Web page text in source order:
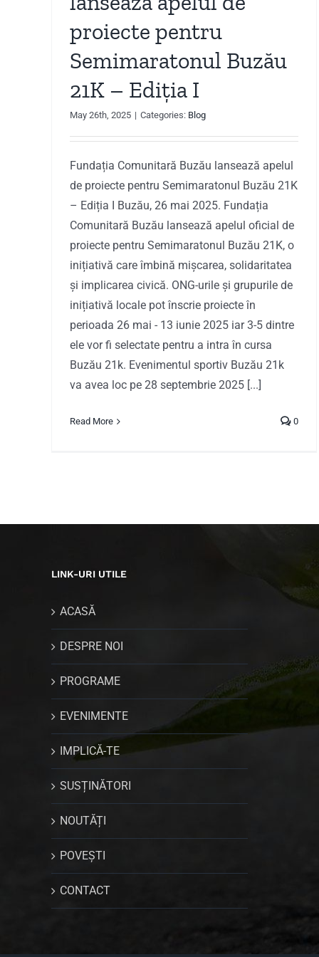
proiecte pentru
Semimaratonul Buzău
21K – Ediția I
May 26th, 2025 | Categories: Blog
Fundația Comunitară Buzău lansează apelul
de proiecte pentru Semimaratonul Buzău 21K
– Ediția I Buzău, 26 mai 2025. Fundația
Comunitară Buzău lansează apelul oficial de
proiecte pentru Semimaratonul Buzău 21K, o
inițiativă care îmbină mișcarea, solidaritatea
și implicarea civică. ONG-urile și grupurile de
inițiativă locale pot înscrie proiecte în
perioada 26 mai - 13 iunie 2025 iar 3-5 dintre
ele vor fi selectate pentru a intra în cursa
Buzău 21k. Evenimentul sportiv Buzău 21k
va avea loc pe 28 septembrie 2025 [...]
Read More 0
LINK-URI UTILE
ACASĂ
DESPRE NOI
PROGRAME
EVENIMENTE
IMPLICĂ-TE
SUSȚINĂTORI
NOUTĂȚI
POVEȘTI
CONTACT